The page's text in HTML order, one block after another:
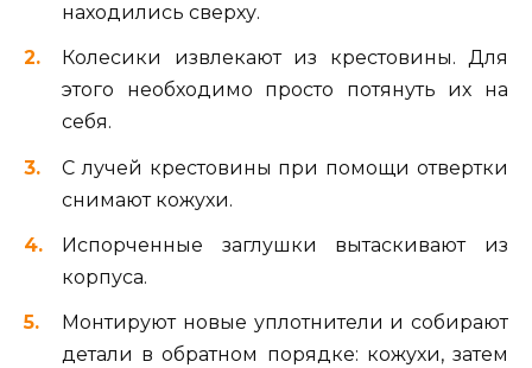
находились сверху.
Колесики извлекают из крестовины. Для
этого необходимо просто потянуть их на
себя.
С лучей крестовины при помощи отвертки
снимают кожухи.
Испорченные заглушки вытаскивают из
корпуса.
Монтируют новые уплотнители и собирают
детали в обратном порядке: кожухи, затем